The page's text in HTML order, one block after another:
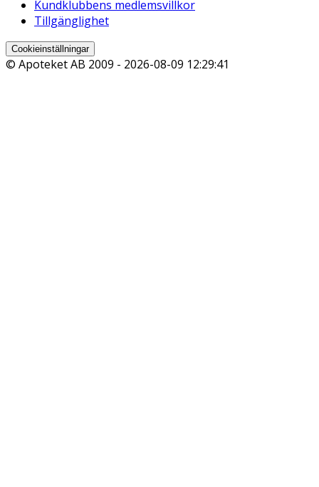
Kundklubbens medlemsvillkor
Tillgänglighet
Cookieinställningar
© Apoteket AB 2009 - 2026-08-09 12:29:41